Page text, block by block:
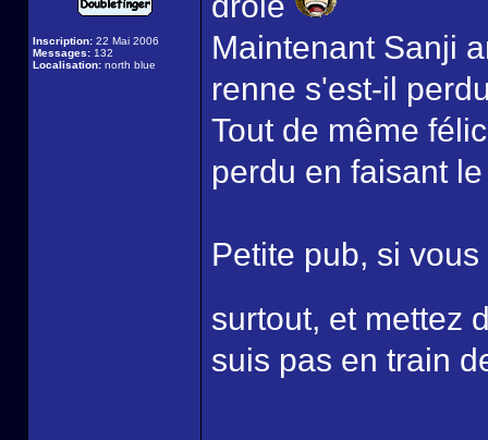
Inscription: 22 Mai 2006
Messages: 132
Localisation: north blue
Maintenant Sanji
renne s'est-il
Tout de même
perdu en faisant
Petite pub, si
surtout, et mettez
suis pas en train